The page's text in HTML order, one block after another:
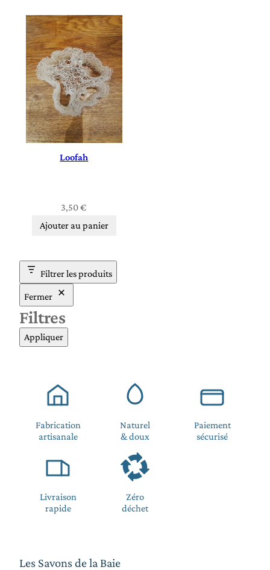
Loofah
3,50€
Ajouter au panier
Filtrer les produits
Fermer
Filtres
Appliquer
Fabrication
artisanale
Naturel
& doux
Paiement
sécurisé
Livraison
rapide
Zéro
déchet
Les Savons de la Baie